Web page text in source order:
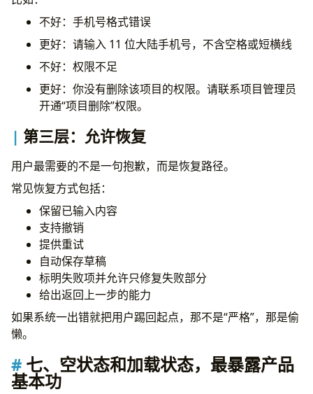
不好：手机号格式错误
更好：请输入 11 位大陆手机号，不含空格或短横线
不好：权限不足
更好：你没有删除该项目的权限。请联系项目管理员
开通“项目删除”权限。
第三层：允许恢复
用户最需要的不是一句抱歉，而是恢复路径。
常见恢复方式包括：
保留已输入内容
支持撤销
提供重试
自动保存草稿
标明失败项并允许只修复失败部分
给出返回上一步的能力
如果系统一出错就把用户踢回起点，那不是“严格”，那是偷
懒。
七、空状态和加载状态，最暴露产品
基本功